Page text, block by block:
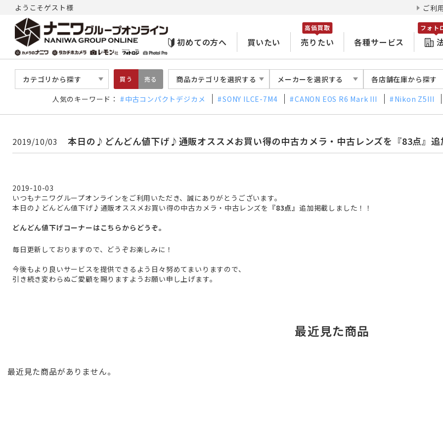
ようこそゲスト様 ご利
初めての方へ 買いたい 売りたい
高価買取
各種サービス
フォト
カテゴリから探す 買う 売る 商品カテゴリを選択する メーカーを選択する 各店舗在庫から探す
人気のキーワード： 中古コンパクトデジカメ SONY ILCE-7M4 CANON EOS R6 Mark III Nikon Z5III
2019/10/03 本日の♪どんどん値下げ♪通販オススメお買い得の中古カメラ・中古レンズを『83点』追
2019-10-03
いつもナニワグループオンラインをご利用いただき、誠にありがとうございます。
本日の♪どんどん値下げ♪通販オススメお買い得の中古カメラ・中古レンズを 『83点』 追加掲載 しました！！
どんどん値下げコーナーはこちらからどうぞ。
毎日更新しておりますので、どうぞお楽しみに！
今後もより良いサービスを提供できるよう日々努めてまいりますので、
引き続き変わらぬご愛顧を賜りますようお願い申し上げます。
最近見た商品
最近見た商品がありません。